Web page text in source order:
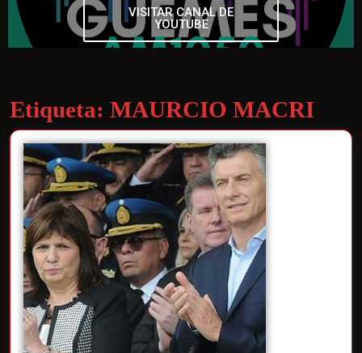
VISITAR CANAL DE
YOUTUBE
Etiqueta: MAURCIO MACRI